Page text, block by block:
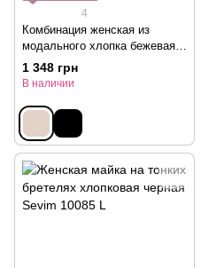
4
Комбинация женская из
модального хлопка бежевая
Doreanse 11129 L
1 348 грн
В наличии